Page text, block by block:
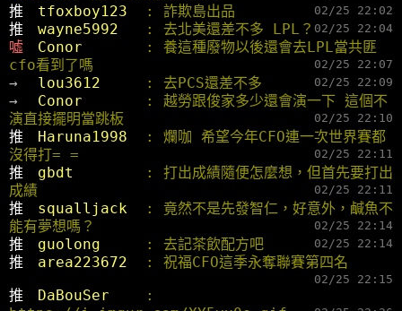
推 tfoxboy123 : 詐欺島出品 02/25 22:02
推 wayne5992 : 去北美還差不多 LPL？ 02/25 22:04
噓 Conor
: 養這種廢物以後還會去LPL當共匪
cfo看到了嗎
02/25 22:07
→ lou3612 : 去PCS還差不多 02/25 22:09
→ Conor
: 越勞跟俊家多少還會演一下 這個不
演直接擺明當跳板
02/25 22:10
推 Haruna1998
: 爛咖 希望今年CFO連一次世界賽都
沒得打= =
02/25 22:11
推 gbdt
: 打出成績隨便怎麼想，但首先要打出
成績
02/25 22:11
推 squalljack
: 竟然不是先發智仁，好意外，鹹魚不
能有夢想嗎？
02/25 22:14
推 guolong : 去記茶飲配方吧 02/25 22:14
推 area223672 : 祝福CFO這季永奪聯賽第四名
02/25 22:15
推 DaBouSer